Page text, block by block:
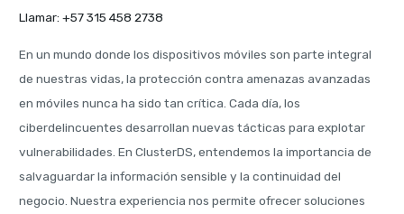
Llamar: +57 315 458 2738
En un mundo donde los dispositivos móviles son parte integral
de nuestras vidas, la protección contra amenazas avanzadas
en móviles nunca ha sido tan crítica. Cada día, los
ciberdelincuentes desarrollan nuevas tácticas para explotar
vulnerabilidades. En ClusterDS, entendemos la importancia de
salvaguardar la información sensible y la continuidad del
negocio. Nuestra experiencia nos permite ofrecer soluciones